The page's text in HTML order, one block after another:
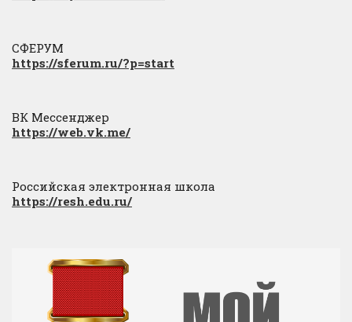
СФЕРУМ
https://sferum.ru/?p=start
ВК Мессенджер
https://web.vk.me/
Российская электронная школа
https://resh.edu.ru/